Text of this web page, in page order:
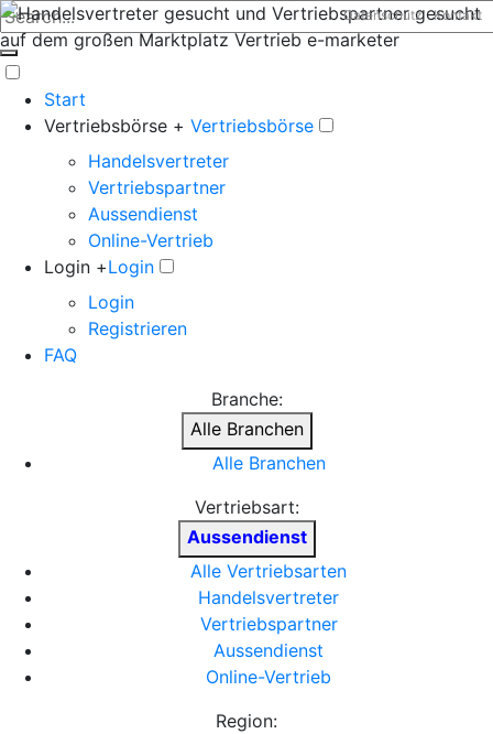
Datenschutz Kontakt
Start
Vertriebsbörse + Vertriebsbörse
Handelsvertreter
Vertriebspartner
Aussendienst
Online-Vertrieb
Login +Login
Login
Registrieren
FAQ
Branche:
Alle Branchen
Alle Branchen
Vertriebsart:
Aussendienst
Alle Vertriebsarten
Handelsvertreter
Vertriebspartner
Aussendienst
Online-Vertrieb
Region: